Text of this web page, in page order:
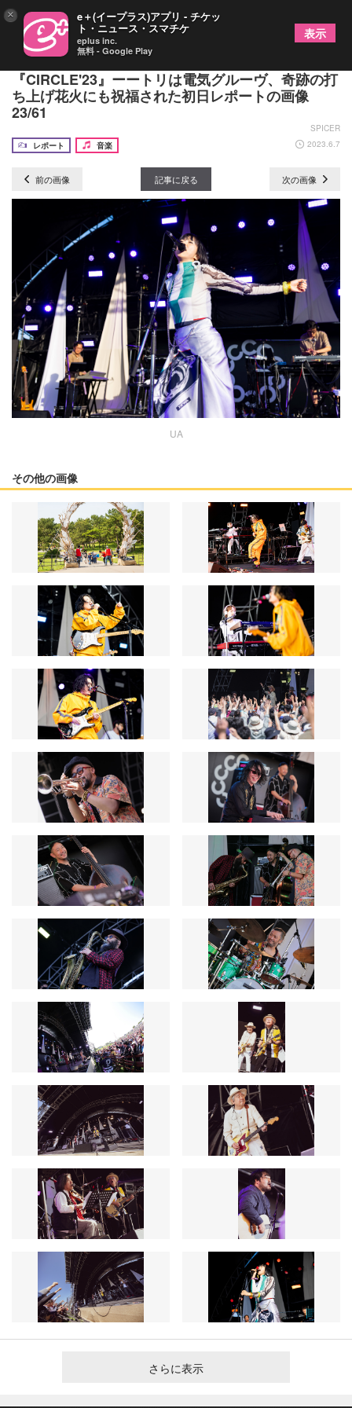
福岡・海の中道海浜公園で4年ぶり開催
『CIRCLE'23』ーートリは電気グルーヴ、奇跡の打
ち上げ花火にも祝福された初日レポートの画像
23/61
SPICER
レポート
音楽 2023.6.7
前の画像 記事に戻る 次の画像
UA
その他の画像
さらに表示
× e＋(イープラス)アプリ - チケッ
ト・ニュース・スマチケ
eplus inc.
無料 - Google Play
表示